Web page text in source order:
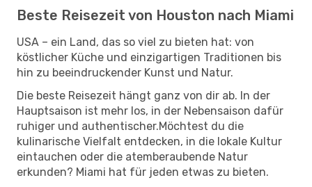
Beste Reisezeit von Houston nach Miami
USA – ein Land, das so viel zu bieten hat: von
köstlicher Küche und einzigartigen Traditionen bis
hin zu beeindruckender Kunst und Natur.
Die beste Reisezeit hängt ganz von dir ab. In der
Hauptsaison ist mehr los, in der Nebensaison dafür
ruhiger und authentischer.Möchtest du die
kulinarische Vielfalt entdecken, in die lokale Kultur
eintauchen oder die atemberaubende Natur
erkunden? Miami hat für jeden etwas zu bieten.